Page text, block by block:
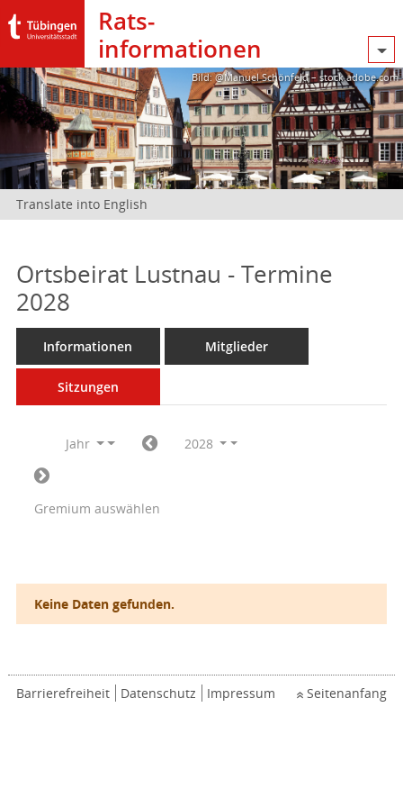
Rats­
informationen
Bild: @Manuel Schönfeld – stock.adobe.com
Translate into English
Ortsbeirat Lustnau - Termine
2028
Informationen Mitglieder
Sitzungen
Jahr 2028
Gremium auswählen
Keine Daten gefunden.
Barrierefreiheit Datenschutz Impressum Seitenanfang